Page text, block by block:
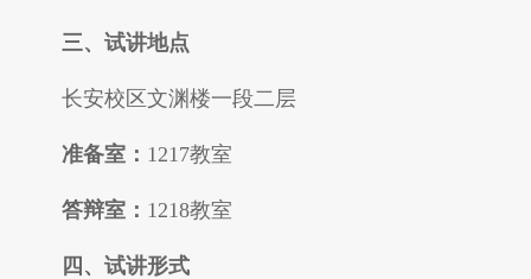
三、试讲地点
长安校区文渊楼一段二 层
准备室： 1 217教室
答辩室： 1218教室
四、试讲形式